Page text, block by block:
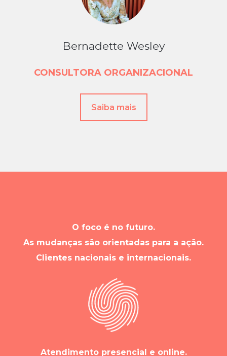
Bernadette Wesley
CONSULTORA ORGANIZACIONAL
Saiba mais
O foco é no futuro.
As mudanças são orientadas para a ação.
Clientes nacionais e internacionais.
Atendimento presencial e online.